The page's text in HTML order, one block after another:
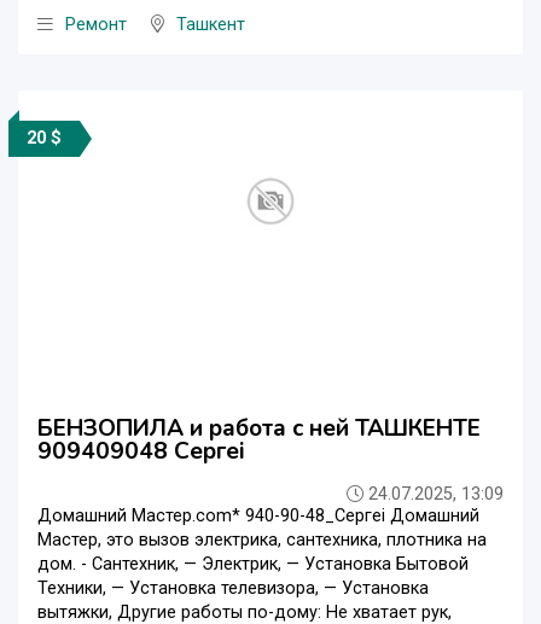
Ремонт Ташкент
20 $
БЕНЗОПИЛА и работа с ней ТАШКЕНТЕ
909409048 Сергеi
24.07.2025, 13:09
Домашний Мастер.com* 940-90-48_Сергеi Домашний
Мастер, это вызов электрика, сантехника, плотника на
дом. - Сантехник, — Электрик, — Установка Бытовой
Техники, — Установка телевизора, — Установка
вытяжки, Другие работы по-дому: Не хватает рук,